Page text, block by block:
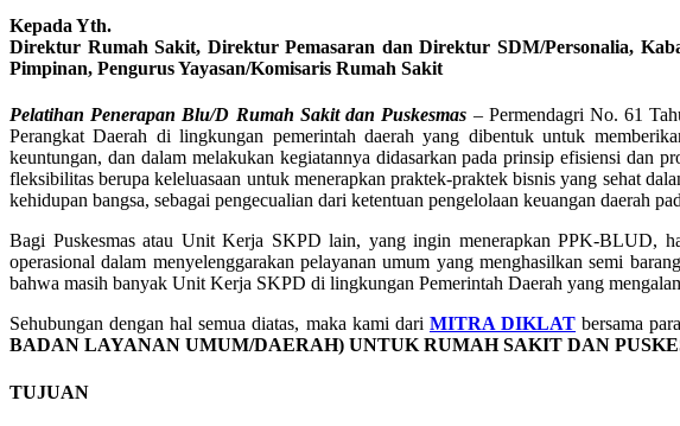
Kepada Yth.
Direktur Rumah Sakit, Direktur Pemasaran dan Direktur SDM/Personalia,
Pimpinan, Pengurus Yayasan/Komisaris Rumah Sakit
Pelatihan Penerapan Blu/D Rumah Sakit dan Puskesmas – Permendagri No. 61
Perangkat Daerah di lingkungan pemerintah daerah yang dibentuk untuk
keuntungan, dan dalam melakukan kegiatannya didasarkan pada prinsip efisiensi
fleksibilitas berupa keleluasaan untuk menerapkan praktek-praktek bisnis yang sehat
kehidupan bangsa, sebagai pengecualian dari ketentuan pengelolaan keuangan daerah
Bagi Puskesmas atau Unit Kerja SKPD lain, yang ingin menerapkan PPK-BLUD,
operasional dalam menyelenggarakan pelayanan umum yang menghasilkan semi
bahwa masih banyak Unit Kerja SKPD di lingkungan Pemerintah Daerah yang
Sehubungan dengan hal semua diatas, maka kami dari MITRA DIKLAT bersama
BADAN LAYANAN UMUM/DAERAH) UNTUK RUMAH SAKIT DAN
TUJUAN